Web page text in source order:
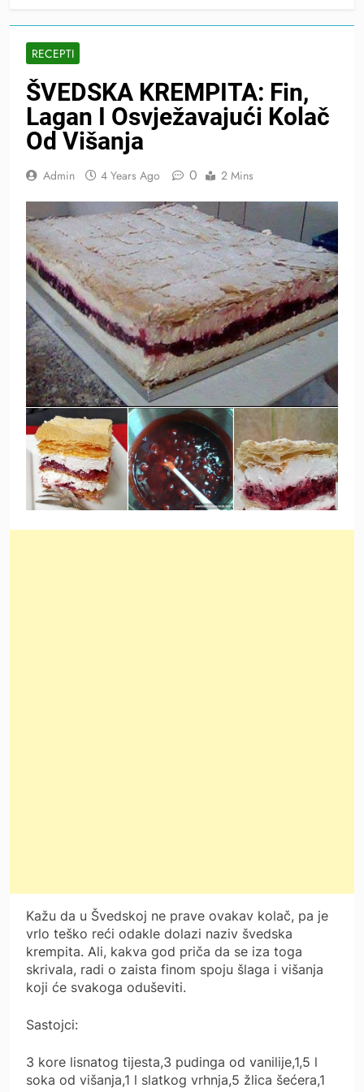
RECEPTI
ŠVEDSKA KREMPITA: Fin,
Lagan I Osvježavajući Kolač
Od Višanja
Admin 4 Years Ago 0 2 Mins
Kažu da u Švedskoj ne prave ovakav kolač, pa je
vrlo teško reći odakle dolazi naziv švedska
krempita. Ali, kakva god priča da se iza toga
skrivala, radi o zaista finom spoju šlaga i višanja
koji će svakoga oduševiti.
Sastojci:
3 kore lisnatog tijesta,3 pudinga od vanilije,1,5 l
soka od višanja,1 l slatkog vrhnja,5 žlica šećera,1